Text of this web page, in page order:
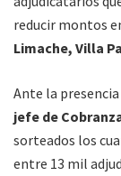
reducir montos
Limache, Villa
Ante la presencia
jefe de
sorteados los
entre 13 mil